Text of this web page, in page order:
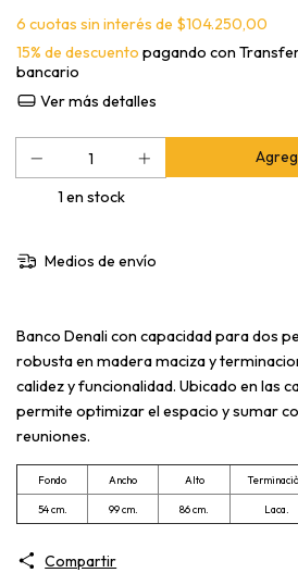
6 cuotas sin interés de $104.250,00
15% de descuento pagando con
bancario
Ver más detalles
1 en stock
Medios de envío
Banco Denali con capacidad para dos
robusta en madera maciza y
calidez y funcionalidad. Ubicado en las
permite optimizar el espacio y sumar
reuniones.
Fondo Ancho Alto
54 cm. 99 cm. 86 cm. Laca.
Compartir